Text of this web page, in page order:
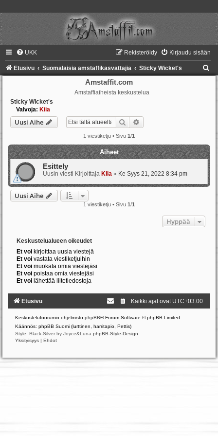
UKK Kirjaudu sisään
Rekisteröidy
Etusivu Suomalaisia amstaffikasvattajia Sticky Wicket's
Amstaffit.com
Amstaffiaiheista keskustelua
Sticky Wicket's
Valvoja: Kiia
Uusi Aihe Etsi
1 viestiketju • Sivu 1/1
Aiheet
Esittely
Uusin viesti Kirjoittaja Kiia « Ke Syys 21, 2022 8:34 pm
Uusi Aihe
1 viestiketju • Sivu 1/1
Hyppää
Keskustelualueen oikeudet
Et voi kirjoittaa uusia viestejä
Et voi vastata viestiketjuihin
Et voi muokata omia viestejäsi
Et voi poistaa omia viestejäsi
Et voi lähettää liitetiedostoja
Etusivu Kaikki ajat ovat UTC+03:00
Keskustelufoorumin ohjelmisto phpBB® Forum Software © phpBB Limited
Käännös: phpBB Suomi (lurttinen, harritapio, Pettis)
Style: Black-Silver by Joyce&Luna phpBB-Style-Design
Yksityisyys | Ehdot